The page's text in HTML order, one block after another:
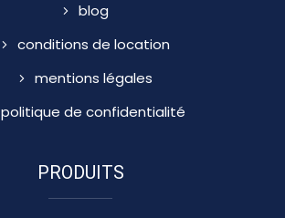
blog
conditions de location
mentions légales
politique de confidentialité
PRODUITS